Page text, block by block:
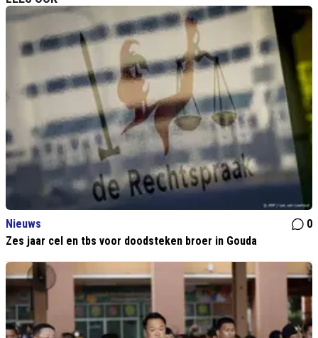
Nieuws
0
Zes jaar cel en tbs voor doodsteken broer in Gouda